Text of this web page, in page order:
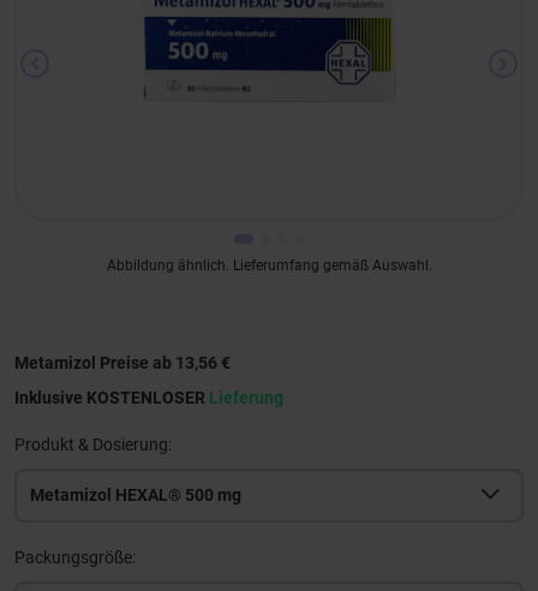
Abbildung ähnlich. Lieferumfang gemäß Auswahl.
Metamizol Preise ab 13,56 €
Inklusive KOSTENLOSER Lieferung
Produkt & Dosierung:
Metamizol HEXAL® 500 mg
Packungsgröße: